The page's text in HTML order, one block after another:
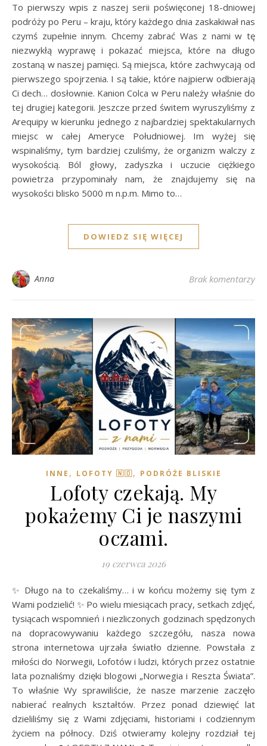
To pierwszy wpis z naszej serii poświęconej 18-dniowej
podróży po Peru – kraju, który każdego dnia zaskakiwał nas
czymś zupełnie innym. Chcemy zabrać Was z nami w tę
niezwykłą wyprawę i pokazać miejsca, które na długo
zostaną w naszej pamięci. Są miejsca, które zachwycają od
pierwszego spojrzenia. I są takie, które najpierw odbierają
Ci dech… dosłownie. Kanion Colca w Peru należy właśnie do
tej drugiej kategorii. Jeszcze przed świtem wyruszyliśmy z
Arequipy w kierunku jednego z najbardziej spektakularnych
miejsc w całej Ameryce Południowej. Im wyżej się
wspinaliśmy, tym bardziej czuliśmy, że organizm walczy z
wysokością. Ból głowy, zadyszka i uczucie ciężkiego
powietrza przypominały nam, że znajdujemy się na
wysokości blisko 5000 m n.p.m. Mimo to…
DOWIEDZ SIĘ WIĘCEJ
Anna Brak komentarzy
INNE , LOFOTY 🇳🇴, PODRÓŻE BLISKIE
Lofoty czekają. My
pokażemy Ci je naszymi
oczami.
19 czerwca 2026
✨ Długo na to czekaliśmy… i w końcu możemy się tym z
Wami podzielić! ✨ Po wielu miesiącach pracy, setkach zdjęć,
tysiącach wspomnień i niezliczonych godzinach spędzonych
na dopracowywaniu każdego szczegółu, nasza nowa
strona internetowa ujrzała światło dzienne. Powstała z
miłości do Norwegii, Lofotów i ludzi, których przez ostatnie
lata poznaliśmy dzięki blogowi „Norwegia i Reszta Świata”.
To właśnie Wy sprawiliście, że nasze marzenie zaczęło
nabierać realnych kształtów. Przez ponad dziewięć lat
dzieliliśmy się z Wami zdjęciami, historiami i codziennym
życiem na północy. Dziś otwieramy kolejny rozdział tej